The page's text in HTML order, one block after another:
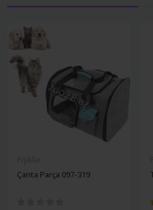
Çanta Parça 097-319